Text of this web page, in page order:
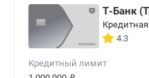
Т-Банк
Кредитная
4.3
Кредитный лимит